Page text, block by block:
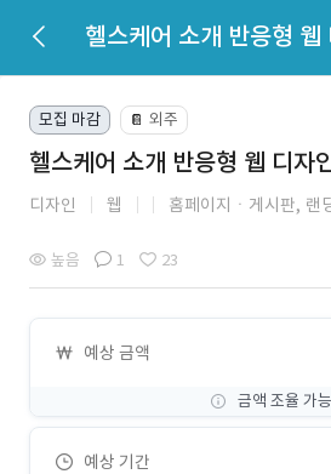
헬스케어 소개 반응형 웹
모집 마감 📔 외주
헬스케어 소개 반응형 웹 디자
디자인 웹 홈페이지ㆍ게시판, 랜
높음 1 23
예상 금액
금액 조율 가능
예상 기간